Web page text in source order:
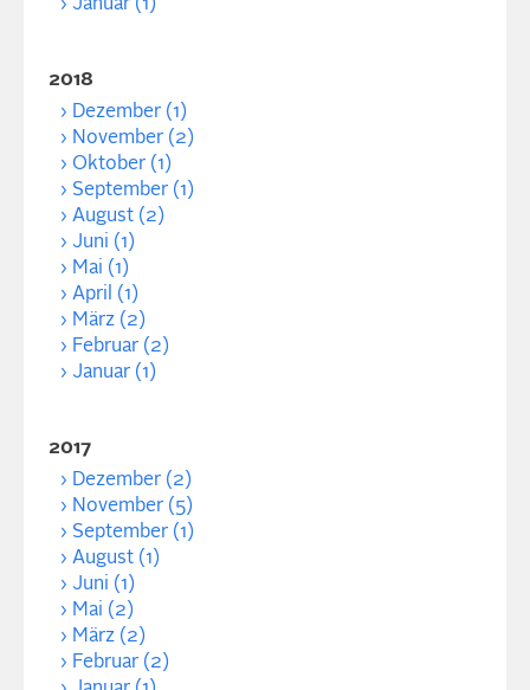
Januar (1)
2018
Dezember (1)
November (2)
Oktober (1)
September (1)
August (2)
Juni (1)
Mai (1)
April (1)
März (2)
Februar (2)
Januar (1)
2017
Dezember (2)
November (5)
September (1)
August (1)
Juni (1)
Mai (2)
März (2)
Februar (2)